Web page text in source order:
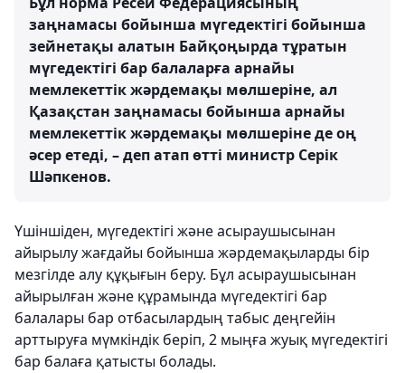
заңнамасы бойынша мүгедектігі бойынша
зейнетақы алатын Байқоңырда тұратын
мүгедектігі бар балаларға арнайы
мемлекеттік жәрдемақы мөлшеріне, ал
Қазақстан заңнамасы бойынша арнайы
мемлекеттік жәрдемақы мөлшеріне де оң
әсер етеді, – деп атап өтті министр Серік
Шәпкенов.
Үшіншіден, мүгедектігі және асыраушысынан
айырылу жағдайы бойынша жәрдемақыларды бір
мезгілде алу құқығын беру. Бұл асыраушысынан
айырылған және құрамында мүгедектігі бар
балалары бар отбасылардың табыс деңгейін
арттыруға мүмкіндік беріп, 2 мыңға жуық мүгедектігі
бар балаға қатысты болады.